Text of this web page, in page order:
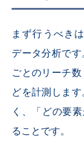
まず行うべき
データ分析で
ごとのリーチ
どを計測しま
く、「どの要
ることです。